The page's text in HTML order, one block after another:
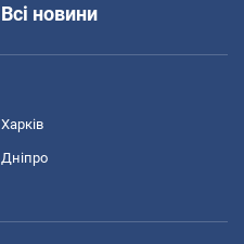
Всі новини
Харків
Дніпро